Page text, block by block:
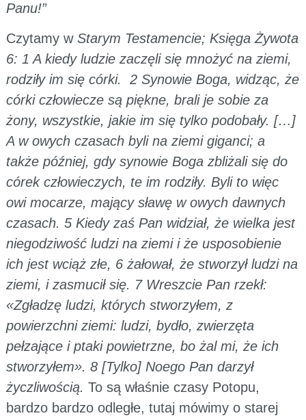
Panu!”
Czytamy w Starym Testamencie; Księga Żywota
6: 1 A kiedy ludzie zaczęli się mnożyć na ziemi,
rodziły im się córki. 2 Synowie Boga, widząc, że
córki człowiecze są piękne, brali je sobie za
żony, wszystkie, jakie im się tylko podobały. […]
A w owych czasach byli na ziemi giganci; a
także później, gdy synowie Boga zbliżali się do
córek człowieczych, te im rodziły. Byli to więc
owi mocarze, mający sławę w owych dawnych
czasach. 5 Kiedy zaś Pan widział, że wielka jest
niegodziwość ludzi na ziemi i że usposobienie
ich jest wciąż złe, 6 żałował, że stworzył ludzi na
ziemi, i zasmucił się. 7 Wreszcie Pan rzekł:
«Zgładzę ludzi, których stworzyłem, z
powierzchni ziemi: ludzi, bydło, zwierzęta
pełzające i ptaki powietrzne, bo żal mi, że ich
stworzyłem». 8 [Tylko] Noego Pan darzył
życzliwością. To są właśnie czasy Potopu,
bardzo bardzo odległe, tutaj mówimy o starej